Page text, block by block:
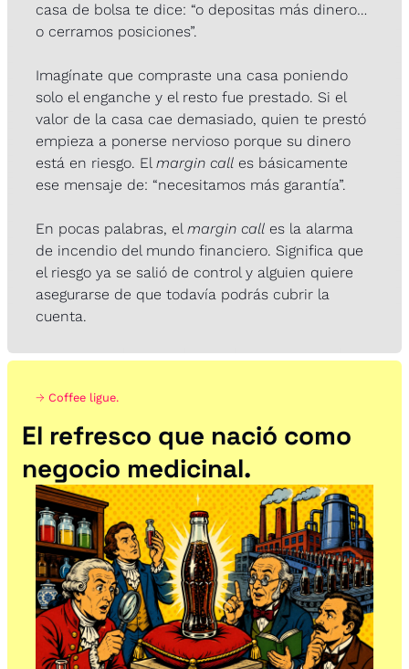
casa de bolsa te dice: “o depositas más dinero…
o cerramos posiciones”.
Imagínate que compraste una casa poniendo
solo el enganche y el resto fue prestado. Si el
valor de la casa cae demasiado, quien te prestó
empieza a ponerse nervioso porque su dinero
está en riesgo. El margin call es básicamente
ese mensaje de: “necesitamos más garantía”.
En pocas palabras, el margin call es la alarma
de incendio del mundo financiero. Significa que
el riesgo ya se salió de control y alguien quiere
asegurarse de que todavía podrás cubrir la
cuenta.
→ Coffee ligue.
El refresco que nació como
negocio medicinal.